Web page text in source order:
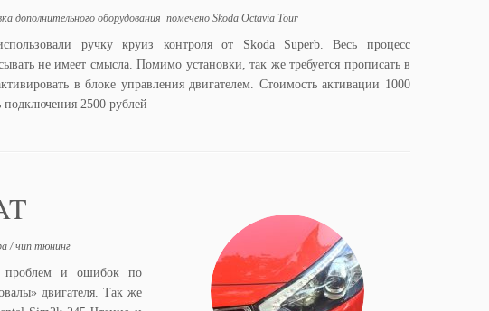
дополнительного оборудования помеченоSkoda Octavia Tour
ручку круиз контроля от Skoda Superb. Весь процесс
не имеет смысла. Помимо установки, так же требуется прописать в
в блоке управления двигателем. Стоимость активации 1000
подключения 2500 рублей
/чип тюнинг
проблем и ошибок по
двигателя. Так же